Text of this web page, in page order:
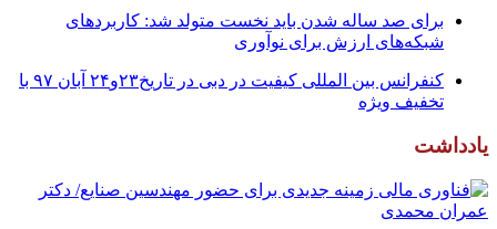
برای صد ساله شدن باید نخست متولد شد: کاربردهای
شبکه‌های ارزش برای نوآوری
کنفرانس بین المللی کیفیت در دبی در تاریخ۲۳و۲۴ آبان ۹۷ با
تخفیف ویژه
یادداشت